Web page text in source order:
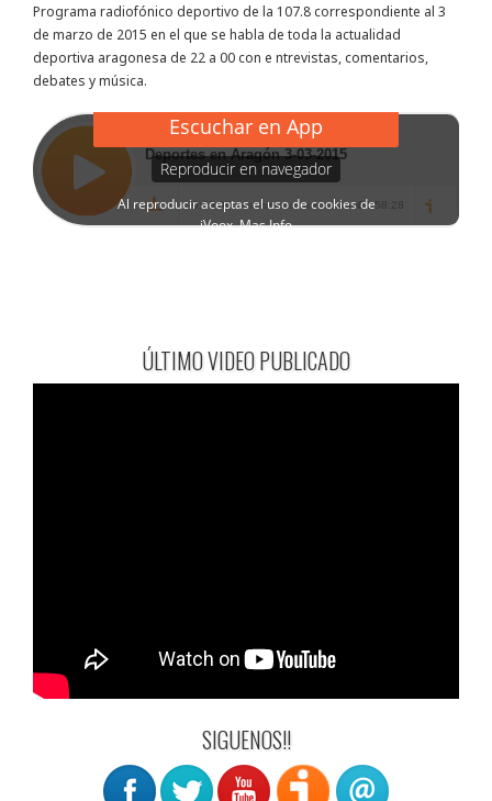
Programa radiofónico deportivo de la 107.8 correspondiente al 3
de marzo de 2015 en el que se habla de toda la actualidad
deportiva aragonesa de 22 a 00 con e ntrevistas, comentarios,
debates y música.
ÚLTIMO VIDEO PUBLICADO
SIGUENOS!!